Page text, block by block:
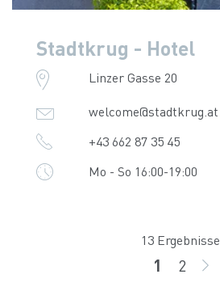
Stadtkrug - Hotel
Linzer Gasse 20
welcome@stadtkrug.at
+43 662 87 35 45
Mo - So 16:00-19:00
13 Ergebnisse
Seite
1 Seite
2